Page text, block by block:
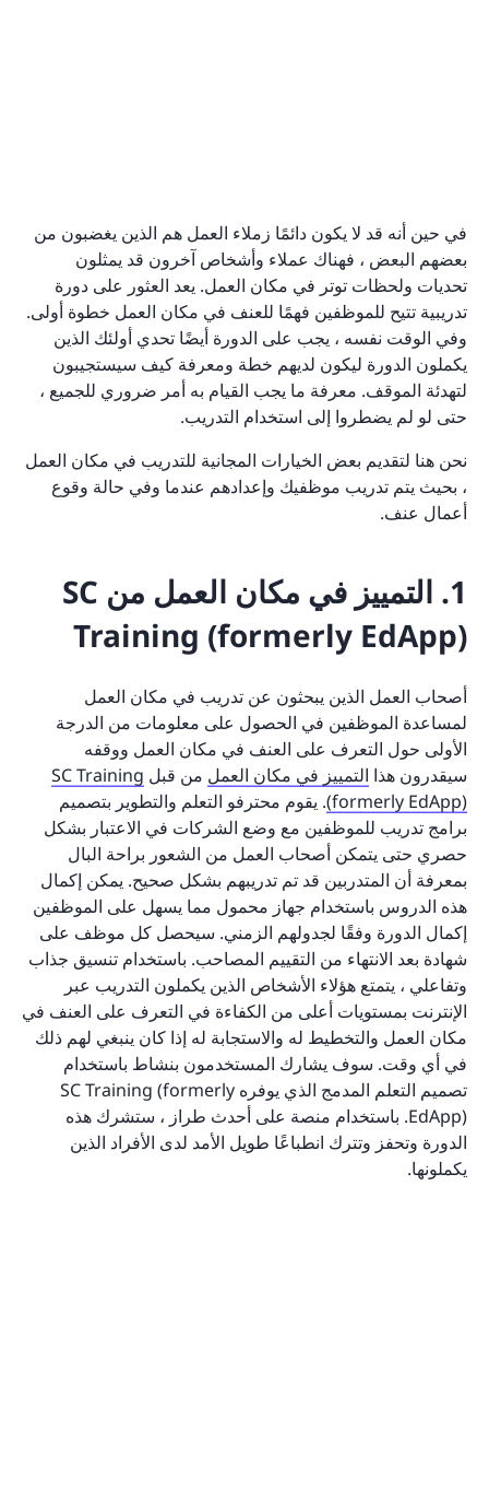
في حين أنه قد لا يكون دائمًا زملاء العمل هم الذين يغضبون من
بعضهم البعض ، فهناك عملاء وأشخاص آخرون قد يمثلون
تحديات ولحظات توتر في مكان العمل. يعد العثور على دورة
تدريبية تتيح للموظفين فهمًا للعنف في مكان العمل خطوة أولى.
وفي الوقت نفسه ، يجب على الدورة أيضًا تحدي أولئك الذين
يكملون الدورة ليكون لديهم خطة ومعرفة كيف سيستجيبون
لتهدئة الموقف. معرفة ما يجب القيام به أمر ضروري للجميع ،
حتى لو لم يضطروا إلى استخدام التدريب.
نحن هنا لتقديم بعض الخيارات المجانية للتدريب في مكان العمل
، بحيث يتم تدريب موظفيك وإعدادهم عندما وفي حالة وقوع
أعمال عنف.
1. التمييز في مكان العمل من SC
Training (formerly EdApp)
أصحاب العمل الذين يبحثون عن تدريب في مكان العمل
لمساعدة الموظفين في الحصول على معلومات من الدرجة
الأولى حول التعرف على العنف في مكان العمل ووقفه
سيقدرون هذا التمييز في مكان العمل من قبل SC Training
(formerly EdApp). يقوم محترفو التعلم والتطوير بتصميم
برامج تدريب للموظفين مع وضع الشركات في الاعتبار بشكل
حصري حتى يتمكن أصحاب العمل من الشعور براحة البال
بمعرفة أن المتدربين قد تم تدريبهم بشكل صحيح. يمكن إكمال
هذه الدروس باستخدام جهاز محمول مما يسهل على الموظفين
إكمال الدورة وفقًا لجدولهم الزمني. سيحصل كل موظف على
شهادة بعد الانتهاء من التقييم المصاحب. باستخدام تنسيق جذاب
وتفاعلي ، يتمتع هؤلاء الأشخاص الذين يكملون التدريب عبر
الإنترنت بمستويات أعلى من الكفاءة في التعرف على العنف في
مكان العمل والتخطيط له والاستجابة له إذا كان ينبغي لهم ذلك
في أي وقت. سوف يشارك المستخدمون بنشاط باستخدام
تصميم التعلم المدمج الذي يوفره SC Training (formerly
EdApp). باستخدام منصة على أحدث طراز ، ستشرك هذه
الدورة وتحفز وتترك انطباعًا طويل الأمد لدى الأفراد الذين
يكملونها.